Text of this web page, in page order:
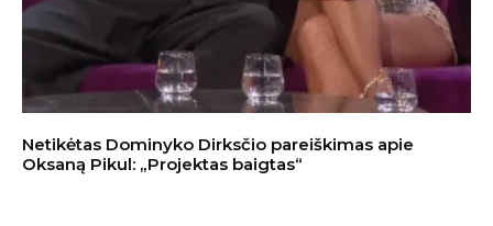
Netikėtas Dominyko Dirksčio pareiškimas apie
Oksaną Pikul: „Projektas baigtas“